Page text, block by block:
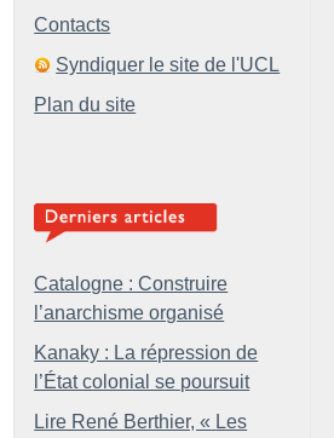
Contacts
Syndiquer le site de l'UCL
Plan du site
Catalogne : Construire
l’anarchisme organisé
Kanaky : La répression de
l’État colonial se poursuit
Lire René Berthier, « Les